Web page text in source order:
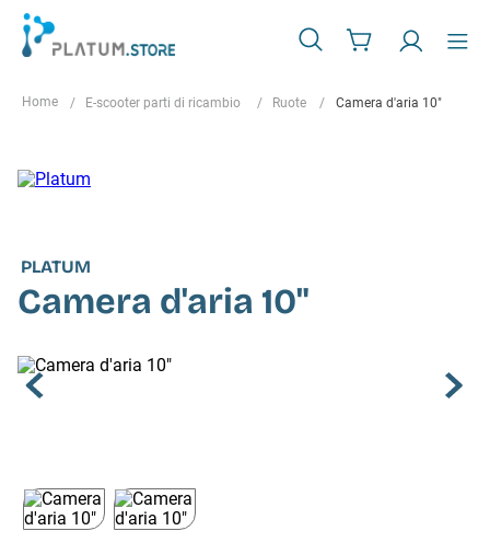
E-scooter parti di ricambio Ruote Camera d'aria 10"
PLATUM
Camera d'aria 10"